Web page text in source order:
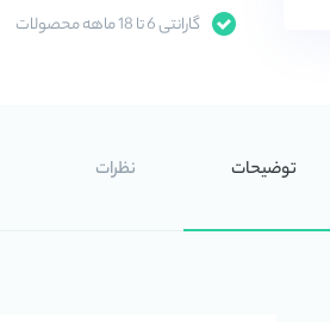
گارانتی 6 تا 18 ماهه محصولات
توضیحات نظرات